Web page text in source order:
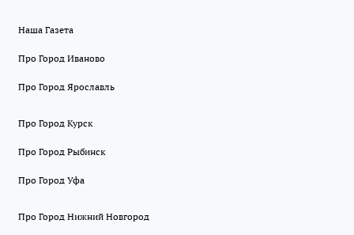
Наша Газета
Про Город Иваново
Про Город Ярославль
Про Город Курск
Про Город Рыбинск
Про Город Уфа
Про Город Нижний Новгород